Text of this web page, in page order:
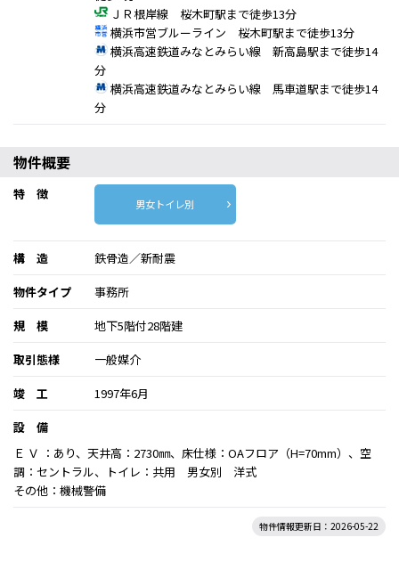
ＪＲ根岸線 桜木町駅まで徒歩13分
横浜市営ブルーライン 桜木町駅まで徒歩13分
横浜高速鉄道みなとみらい線 新高島駅まで徒歩14
分
横浜高速鉄道みなとみらい線 馬車道駅まで徒歩14
分
物件概要
特 徴
男女トイレ別
構 造
鉄骨造／新耐震
物件タイプ
事務所
規 模
地下5階付28階建
取引態様
一般媒介
竣 工
1997年6月
設 備
Ｅ Ｖ ：あり、天井高：2730㎜、床仕様：OAフロア（H=70mm）、空
調：セントラル、トイレ：共用 男女別 洋式
その他：機械警備
物件情報更新日：2026-05-22